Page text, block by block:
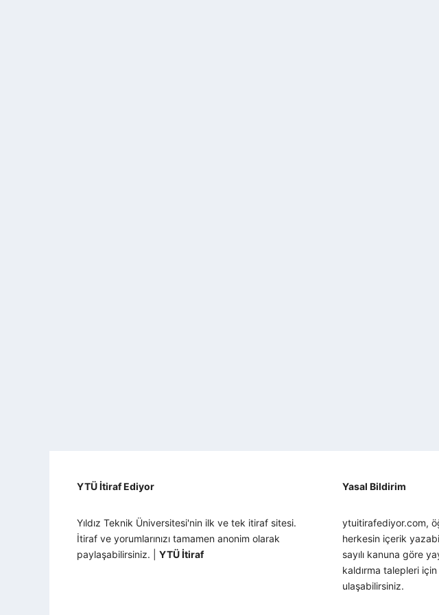
YTÜ İtiraf Ediyor
Yıldız Teknik Üniversitesi'nin ilk ve tek itiraf sitesi.
İtiraf ve yorumlarınızı tamamen anonim olarak
paylaşabilirsiniz. | YTÜ İtiraf
Yasal Bildirim
ytuitirafediyor.com,
herkesin içerik
sayılı kanuna göre
kaldırma talepleri
ulaşabilirsiniz.